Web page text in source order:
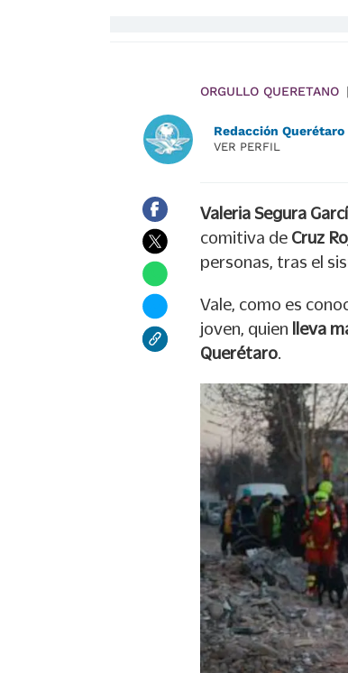
ORGULLO QUERETANO |
Redacción Querétaro
VER PERFIL
Valeria Segura
comitiva de Cruz
personas, tras el
Vale, como es
joven, quien lleva
Querétaro